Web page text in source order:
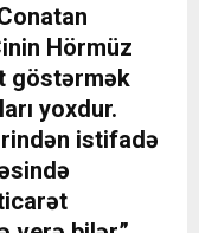
Hörmüz
göstərmək
yoxdur.
istifadə